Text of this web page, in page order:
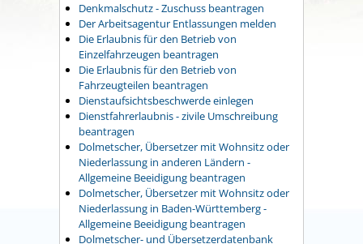
Denkmalschutz - Zuschuss beantragen
Der Arbeitsagentur Entlassungen melden
Die Erlaubnis für den Betrieb von
Einzelfahrzeugen beantragen
Die Erlaubnis für den Betrieb von
Fahrzeugteilen beantragen
Dienstaufsichtsbeschwerde einlegen
Dienstfahrerlaubnis - zivile Umschreibung
beantragen
Dolmetscher, Übersetzer mit Wohnsitz oder
Niederlassung in anderen Ländern -
Allgemeine Beeidigung beantragen
Dolmetscher, Übersetzer mit Wohnsitz oder
Niederlassung in Baden-Württemberg -
Allgemeine Beeidigung beantragen
Dolmetscher- und Übersetzerdatenbank